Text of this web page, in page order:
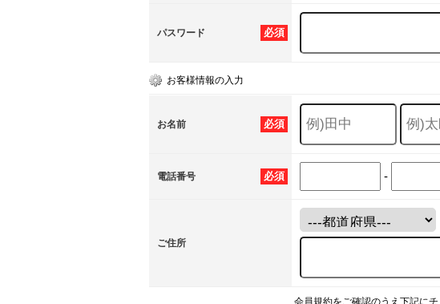
必須
パスワード
お客様情報の入力
必須
お名前
必須
電話番号 -
ご住所
会員規約をご確認のうえ下記にチ